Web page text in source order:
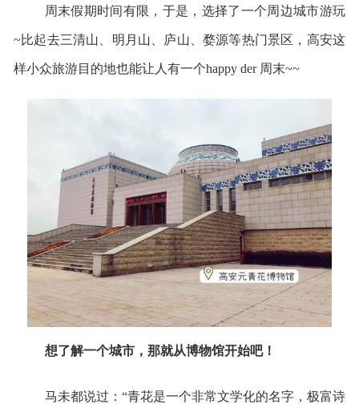
周末假期时间有限，于是，选择了一个周边城市游玩
~比起去三清山、明月山、庐山、婺源等热门景区，高安这
样小众旅游目的地也能让人有一个happy der 周末~~
想了解一个城市，那就从博物馆开始吧！
马未都说过：“青花是一个非常文学化的名字，极富诗